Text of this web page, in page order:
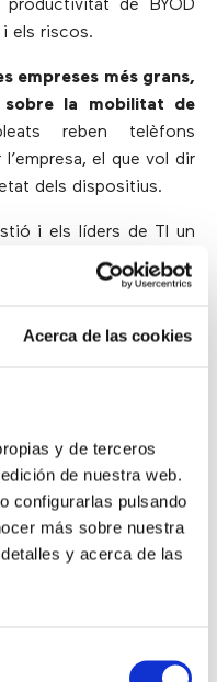
Acerca de las cookies
y de terceros
de nuestra web.
configurarlas pulsando
más sobre nuestra
y acerca de las
de BYOD
els riscos.
empreses més grans,
la mobilitat de
reben telèfons
el que vol dir
dels dispositius.
i els líders de TI un
són compatibles i
lloc al dispositiu, al
de COPE
un sol dispositiu.